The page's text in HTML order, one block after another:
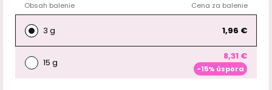
Obsah balenie Cena za balenie
3 g 1,96 €
15 g
8,31 €
-15% úspora